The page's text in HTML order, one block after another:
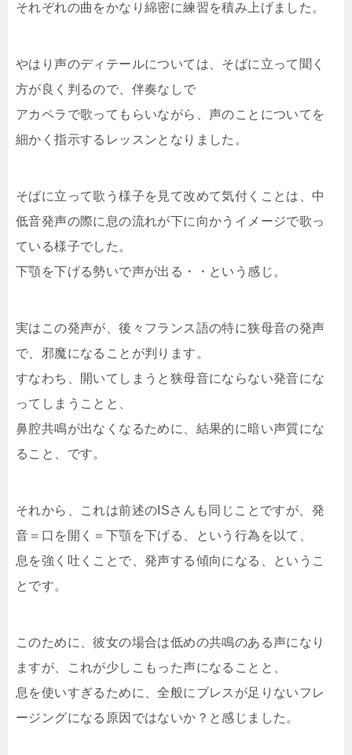
それぞれの曲をかなり綿密に練習を積み上げました。
やはり声のディテールについては、そばに立って聞く
方が良く判るので、伴奏なしで
アカペラで歌ってもらいながら、声のことについてを
細かく指示するレッスンとなりました。
そばに立って歌う様子を見て改めて気付くことは、中
低音発声の際に息の流れが下に向かうイメージで歌っ
ている様子でした。
下顎を下げる勢いで声が出る・・という感じ。
実はこの発声が、後々フランス語の特に狭母音の発声
で、邪魔になることが判ります。
すなわち、開いてしまうと狭母音にならない発音にな
ってしまうことと、
鼻腔共鳴が出なくなるために、結果的に暗い声質にな
ること、です。
それから、これは前述のISさんも同じことですが、発
音＝口を開く＝下顎を下げる、という行為を以て、
息を強く吐くことで、発声する傾向になる、というこ
とです。
このために、彼女の場合は低めの共鳴のある声になり
ますが、これが少しこもった声になることと、
息を使いすぎるために、全般にブレスが足りないフレ
ージングになる原因ではないか？と感じました。